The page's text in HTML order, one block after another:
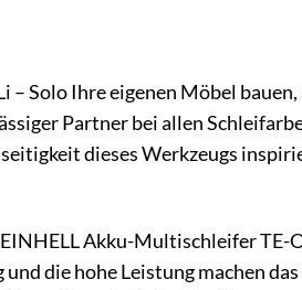
Solo Ihre eigenen Möbel bauen,
Partner bei allen
dieses Werkzeugs
Akku-Multischleifer TE-
die hohe Leistung machen